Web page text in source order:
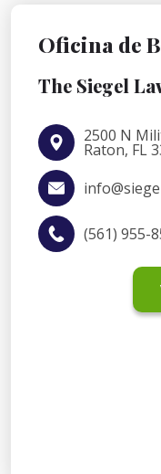
Oficina de
The Siegel
2500 N
Raton, FL
(561) 955-